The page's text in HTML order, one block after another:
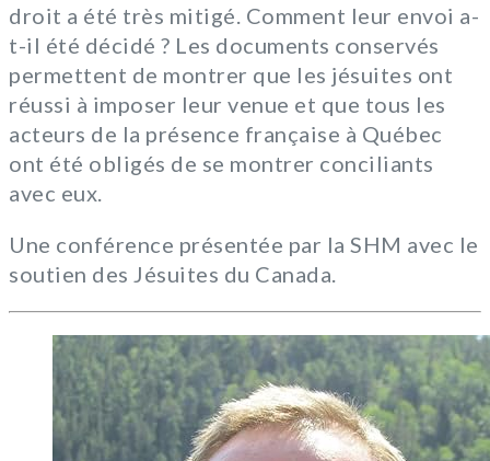
droit a été très mitigé. Comment leur envoi a-
t-il été décidé ? Les documents conservés
permettent de montrer que les jésuites ont
réussi à imposer leur venue et que tous les
acteurs de la présence française à Québec
ont été obligés de se montrer conciliants
avec eux.
Une conférence présentée par la SHM avec le
soutien des Jésuites du Canada.